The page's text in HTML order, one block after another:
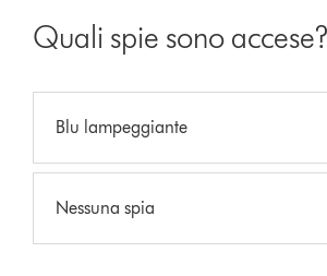
Quali spie sono accese?
Blu lampeggiante
Nessuna spia